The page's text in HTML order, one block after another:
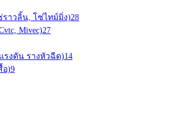
าวลิ้น, โซ่ไทม์มิ่ง)28
Mivec)27
รงดัน รางหัวฉีด)14
อ)9